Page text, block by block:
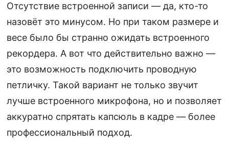
Отсутствие встроенной записи — да, кто-то
назовёт это минусом. Но при таком размере и
весе было бы странно ожидать встроенного
рекордера. А вот что действительно важно —
это возможность подключить проводную
петличку. Такой вариант не только звучит
лучше встроенного микрофона, но и позволяет
аккуратно спрятать капсюль в кадре — более
профессиональный подход.